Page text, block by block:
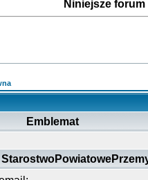
Niniejsze
Emblemat